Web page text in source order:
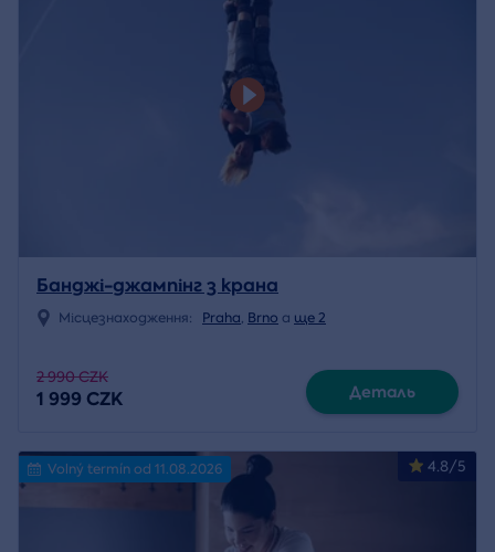
Банджі-джампінг з крана
Місцезнаходження: Praha, Brno a ще 2
2 990 CZK
1 999 CZK Деталь
4.8/5
Volný termín od 11.08.2026